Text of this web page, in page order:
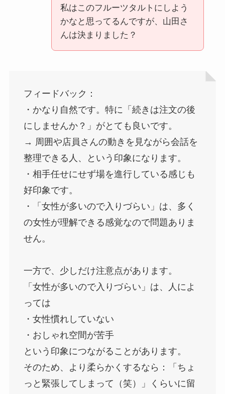
私はこのフルーツタルトにしよう
かなと思ってるんですが、山田さ
んは決まりました？
フィードバック：
・かなり自然です。特に「続きは注文の後
にしませんか？」がとても良いです。
→ 周囲や店員さんの動きを見ながら会話を
整理できる人、という印象になります。
・相手任せにせず場を進行している感じも
好印象です。
・「女性が多いので入りづらい」は、多く
の女性が理解できる感覚なので問題ありま
せん。
一方で、少しだけ注意点があります。
「女性が多いので入りづらい」は、人によ
っては
・女性慣れしていない
・おしゃれ空間が苦手
という印象につながることがあります。
そのため、より柔らかくするなら：「ちょ
っと緊張してしまって（笑）」くらいに留